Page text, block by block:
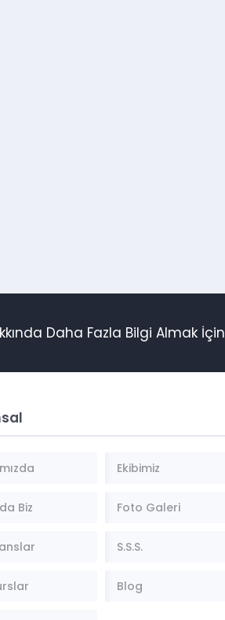
Daha Fazla Bilgi Almak İçin
Ekibimiz
Biz Foto Galeri
S.S.S.
Blog